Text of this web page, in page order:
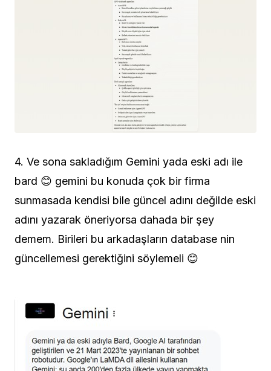
4. Ve sona sakladığım Gemini yada eski adı ile
bard 😊 gemini bu konuda çok bir firma
sunmasada kendisi bile güncel adını değilde eski
adını yazarak öneriyorsa dahada bir şey
demem. Birileri bu arkadaşların database nin
güncellemesi gerektiğini söylemeli 😊